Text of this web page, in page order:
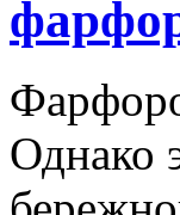
Однако